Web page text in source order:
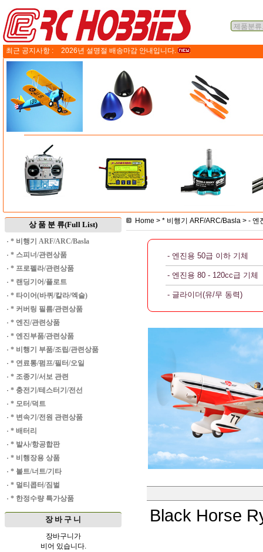
최근 공지사항 : 2026년 설명절 배송마감 안내입니다.
상 품 분 류(Full List)
· * 비행기 ARF/ARC/Basla
· * 스피너/관련상품
· * 프로펠라/관련상품
· * 랜딩기어/플로트
· * 타이어(바퀴/칼라/엑슬)
· * 커버링 필름/관련상품
· * 엔진/관련상품
· * 엔진부품/관련상품
· * 비행기 부품/조립/관련상품
· * 연료통/펌프/필터/오일
· * 조종기/서보 관련
· * 충전기/테스터기/전선
· * 모터/덕트
· * 변속기/전원 관련상품
· * 배터리
· * 발사/항공합판
· * 비행장용 상품
· * 볼트/너트/기타
· * 멀티콥터/짐벌
· * 한정수량 특가상품
장 바 구 니
장바구니가
비어 있습니다.
Home > * 비행기 ARF/ARC/Basla > - 엔
- 엔진용 50급 이하 기체
- 엔진용 80 - 120cc급 기체
- 글라이더(유/무 동력)
Black Horse